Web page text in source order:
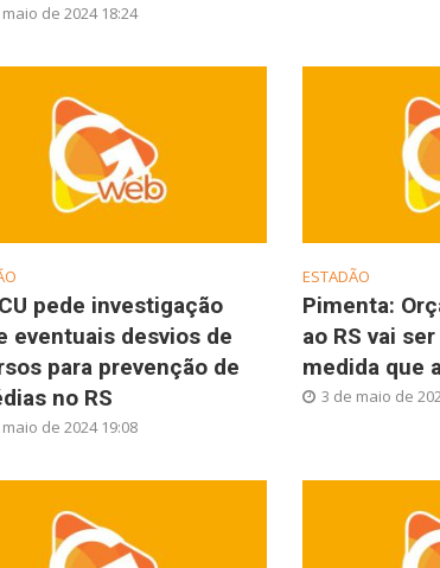
de 2024 18:24
pede investigação
eventuais desvios de
para prevenção de
no RS
de 2024 19:08
ESTADÃO
Pimenta:
ao RS vai
medida que
3 de maio de